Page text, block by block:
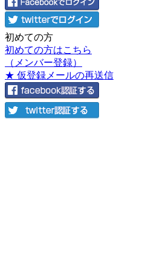
初めての方
初めての方はこちら
（メンバー登録）
★ 仮登録メールの再送信